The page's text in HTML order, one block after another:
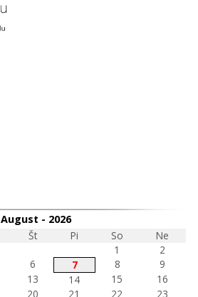
August - 2026
Št Pi So
Ne
1
2
6 7 8
9
13 14 15
16
20 21 22
23